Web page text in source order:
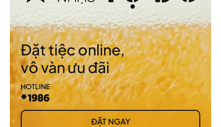
Đặt tiệc online,
vô vàn ưu đãi
HOTLINE
*1986
ĐẶT NGAY